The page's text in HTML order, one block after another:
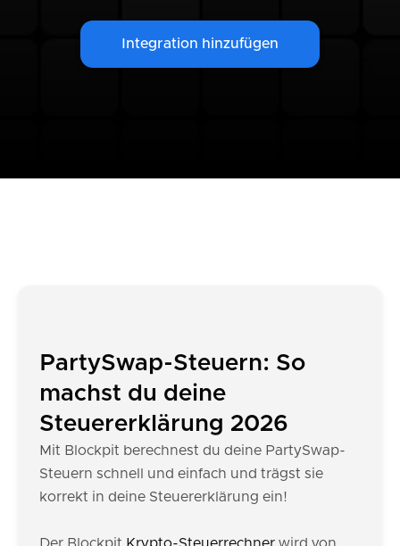
Integration hinzufügen
PartySwap-Steuern: So
machst du deine
Steuererklärung 2026
Mit Blockpit berechnest du deine PartySwap-
Steuern schnell und einfach und trägst sie
korrekt in deine Steuererklärung ein!